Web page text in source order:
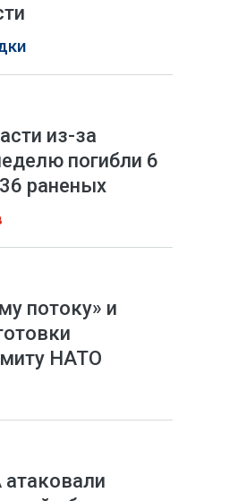
из-за
погибли 6
раненых
потоку» и
НАТО